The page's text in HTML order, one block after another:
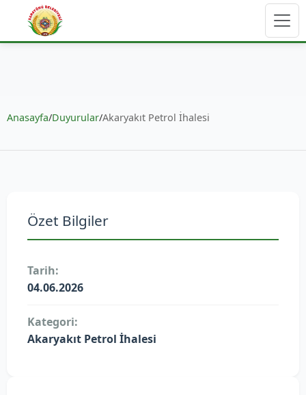
Anasayfa/Duyurular/Akaryakıt Petrol İhalesi
Özet Bilgiler
Tarih:
04.06.2026
Kategori:
Akaryakıt Petrol İhalesi